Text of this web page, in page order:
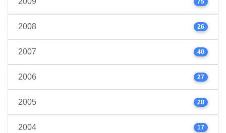
2008 26
2007 40
2006 27
2005 28
2004 17